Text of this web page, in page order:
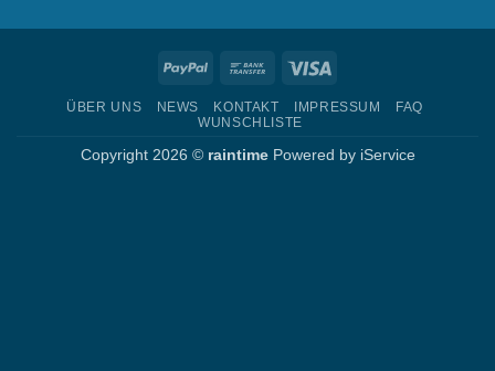
PayPal
Bank
ÜBER UNS NEWS KONTAKT IMPRESSUM
FAQ
WUNSCHLISTE
Copyright 2026 © raintimePowered by iService